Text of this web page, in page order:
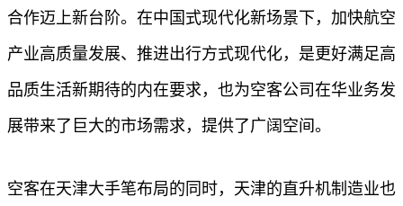
合作迈上新台阶。在中国式现代化新场景下，加快航空
产业高质量发展、推进出行方式现代化，是更好满足高
品质生活新期待的内在要求，也为空客公司在华业务发
展带来了巨大的市场需求，提供了广阔空间。
空客在天津大手笔布局的同时，天津的直升机制造业也